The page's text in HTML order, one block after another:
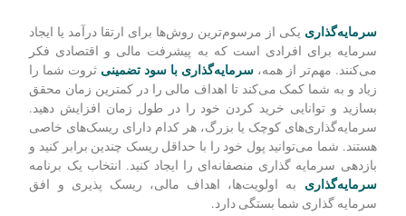
سرمایه‌گذاری یکی از مرسوم‌ترین روش‌ها برای ارتقا درآمد یا ایجاد
سرمایه برای افرادی است که به پیشرفت مالی و اقتصادی فکر
می‌کنند. مهم‌تر از همه،سرمایه‌گذاری با سود تضمینی ثروت شما را
زیاد و به شما کمک می‌کند تا اهداف مالی را در کمترین زمان محقق
بسازید و توانایی خرید کردن خود را در طول زمان افزایش دهید.
سرمایه‌گذاری‌های کوچک یا بزرگ، هر کدام دارای ریسک‌های خاصی
هستند. شما می‌توانید پول خود را با حداقل ریسک چندین برابر کنید و
بازدهی سرمایه گذاری منصفانه‌ای را ایجاد کنید. انتخاب یک برنامه
سرمایه‌گذاری به اولویت‌ها، اهداف مالی، ریسک پذیری و افق
سرمایه گذاری شما بستگی دارد.